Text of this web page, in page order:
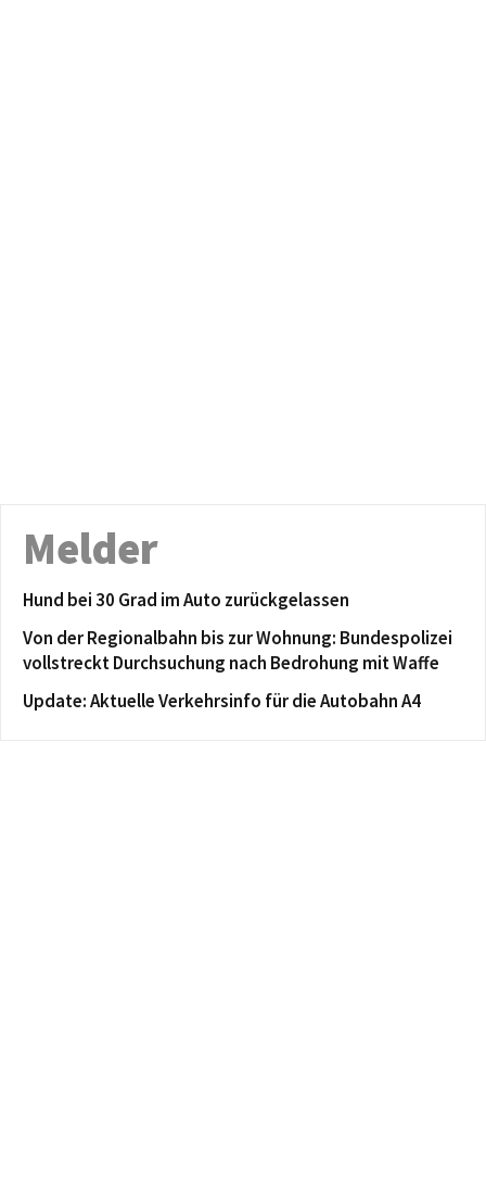
Melder
Hund bei 30 Grad im Auto zurückgelassen
Von der Regionalbahn bis zur Wohnung: Bundespolizei
vollstreckt Durchsuchung nach Bedrohung mit Waffe
Update: Aktuelle Verkehrsinfo für die Autobahn A4